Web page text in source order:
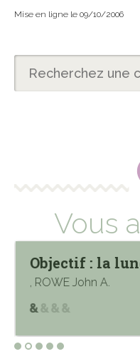
Mise en ligne le 09/10/2006
Vous
Objectif : la
, ROWE John A.